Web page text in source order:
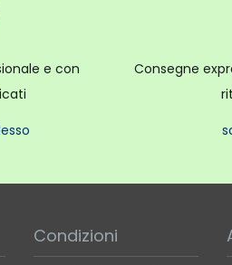
e con
Consegne
Condizioni